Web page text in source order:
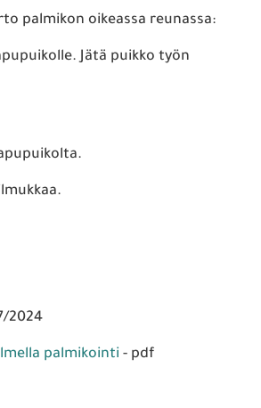
palmikon oikeassa reunassa:
Jätä puikko työn
2024
palmikointi - pdf